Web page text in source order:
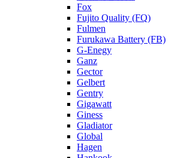
Fox
Fujito Quality (FQ)
Fulmen
Furukawa Battery (FB)
G-Enegy
Ganz
Gector
Gelbert
Gentry
Gigawatt
Giness
Gladiator
Global
Hagen